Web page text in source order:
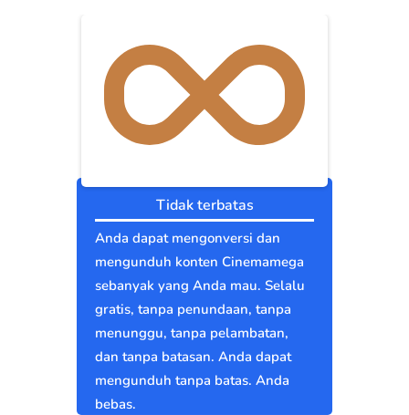
Tidak terbatas
Anda dapat mengonversi dan
mengunduh konten Cinemamega
sebanyak yang Anda mau. Selalu
gratis, tanpa penundaan, tanpa
menunggu, tanpa pelambatan,
dan tanpa batasan. Anda dapat
mengunduh tanpa batas. Anda
bebas.